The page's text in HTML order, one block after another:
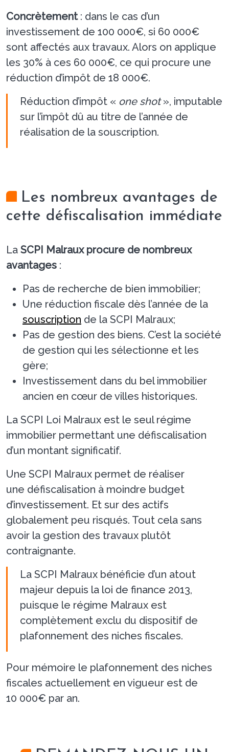
Concrètement : dans le cas d’un
investissement de 100 000€, si 60 000€
sont affectés aux travaux. Alors on applique
les 30% à ces 60 000€, ce qui procure une
réduction d’impôt de 18 000€.
Réduction d’impôt « one shot», imputable
sur l’impôt dû au titre de l’année de
réalisation de la souscription.
Les nombreux avantages de
cette défiscalisation immédiate
La SCPI Malraux procure de nombreux
avantages :
Pas de recherche de bien immobilier;
Une réduction fiscale dès l’année de la
souscription de la SCPI Malraux;
Pas de gestion des biens. C’est la société
de gestion qui les sélectionne et les
gère;
Investissement dans du bel immobilier
ancien en cœur de villes historiques.
La SCPI Loi Malraux est le seul régime
immobilier permettant une défiscalisation
d’un montant significatif.
Une SCPI Malraux permet de réaliser
une défiscalisation à moindre budget
d’investissement. Et sur des actifs
globalement peu risqués. Tout cela sans
avoir la gestion des travaux plutôt
contraignante.
La SCPI Malraux bénéficie d’un atout
majeur depuis la loi de finance 2013,
puisque le régime Malraux est
complètement exclu du dispositif de
plafonnement des niches fiscales.
Pour mémoire le plafonnement des niches
fiscales actuellement en vigueur est de
10 000€ par an.